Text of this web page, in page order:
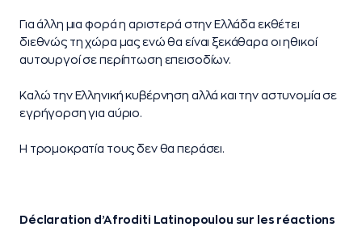
Για άλλη μια φορά η αριστερά στην Ελλάδα εκθέτει
διεθνώς τη χώρα μας ενώ θα είναι ξεκάθαρα οι ηθικοί
αυτουργοί σε περίπτωση επεισοδίων.
Καλώ την Ελληνική κυβέρνηση αλλά και την αστυνομία σε
εγρήγορση για αύριο.
Η τρομοκρατία τους δεν θα περάσει.
Déclaration d’Afroditi Latinopoulou sur les réactions